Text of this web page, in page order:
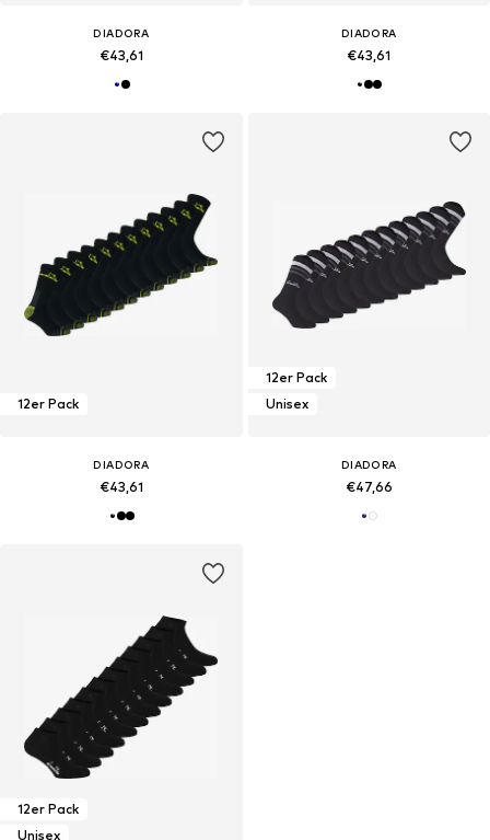
DIADORA
€43,61
DIADORA
€43,61
12er Pack
DIADORA
€43,61
12er Pack
Unisex
DIADORA
€47,66
12er Pack
Unisex